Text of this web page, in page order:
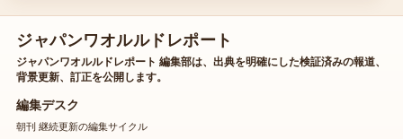
ジャパンワオルルドレポート
ジャパンワオルルドレポート 編集部は、出典を明確にした検証済みの報道、
背景更新、訂正を公開します。
編集デスク
朝刊 継続更新の編集サイクル